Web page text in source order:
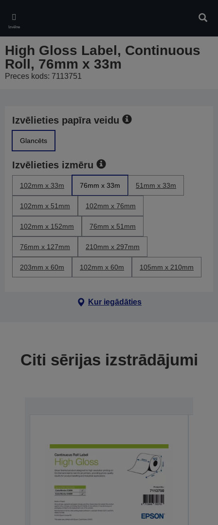
main
content
Izvēlne
High Gloss Label, Continuous
Roll, 76mm x 33m
Preces kods: 7113751
Izvēlieties papīra veidu
Glancēts
Izvēlieties izmēru
102mm x 33m 76mm x 33m 51mm x 33m
102mm x 51mm 102mm x 76mm
102mm x 152mm 76mm x 51mm
76mm x 127mm 210mm x 297mm
203mm x 60m 102mm x 60m 105mm x 210mm
Kur iegādāties
Citi sērijas izstrādājumi